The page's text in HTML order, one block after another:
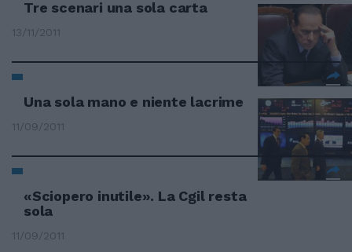
Tre scenari una sola carta
13/11/2011
Una sola mano e niente lacrime
11/09/2011
«Sciopero inutile». La Cgil resta
sola
11/09/2011